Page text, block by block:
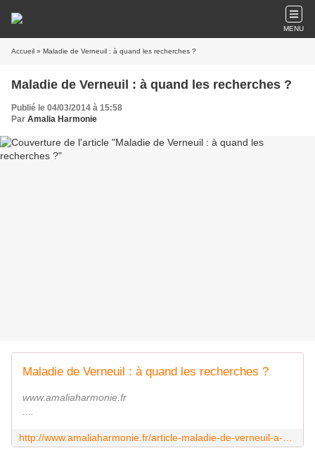
MENU
Accueil » Maladie de Verneuil : à quand les recherches ?
Maladie de Verneuil : à quand les recherches ?
Publié le 04/03/2014 à 15:58
Par Amalia Harmonie
Maladie de Verneuil : à quand les recherches ?
www.amaliaharmonie.fr